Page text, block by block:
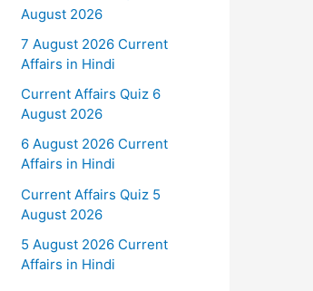
August 2026
7 August 2026 Current
Affairs in Hindi
Current Affairs Quiz 6
August 2026
6 August 2026 Current
Affairs in Hindi
Current Affairs Quiz 5
August 2026
5 August 2026 Current
Affairs in Hindi